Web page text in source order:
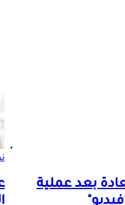
بعد عملية